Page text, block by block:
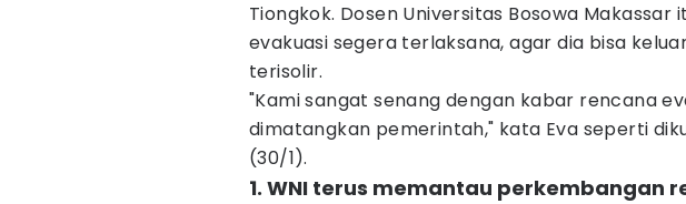
Tiongkok. Dosen Universitas Bosowa
evakuasi segera terlaksana, agar dia bisa
terisolir.
"Kami sangat senang dengan kabar rencana
dimatangkan pemerintah," kata Eva seperti
(30/1).
1. WNI terus memantau perkembangan